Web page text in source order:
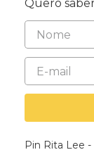
Quero
Pin Rita Lee